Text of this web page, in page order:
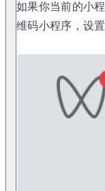
如果你当前的小
维码小程序，设